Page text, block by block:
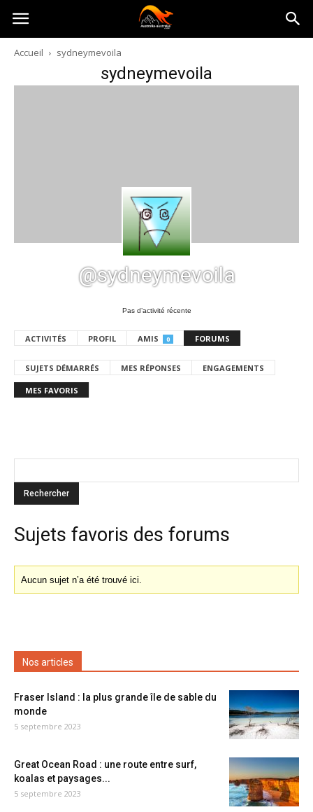
Australia-
australie.com
Accueil sydneymevoila
sydneymevoila
@sydneymevoila
Pas d’activité récente
ACTIVITÉS PROFIL AMIS 0 FORUMS
SUJETS DÉMARRÉS MES RÉPONSES ENGAGEMENTS
MES FAVORIS
Sujets favoris des forums
Aucun sujet n’a été trouvé ici.
Nos articles
Fraser Island : la plus grande île de sable du
monde
5 septembre 2023
Great Ocean Road : une route entre surf,
koalas et paysages...
5 septembre 2023